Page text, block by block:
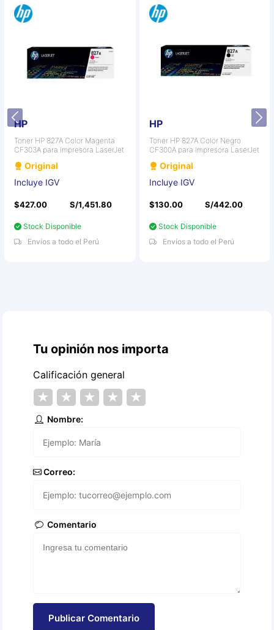
HP
Toner HP 827A Color Magenta
CF303A para Impresora LaserJet
Original
Incluye IGV
$427.00 S/1,451.80
Stock Disponible
Envíos a todo el Perú
HP
Toner HP 827A Color Negro
CF300A para Impresora LaserJet
Original
Incluye IGV
$130.00 S/442.00
Stock Disponible
Envíos a todo el Perú
Tu opinión nos importa
Calificación general
★ ★ ★ ★ ★
Nombre:
Correo:
Comentario
Publicar Comentario